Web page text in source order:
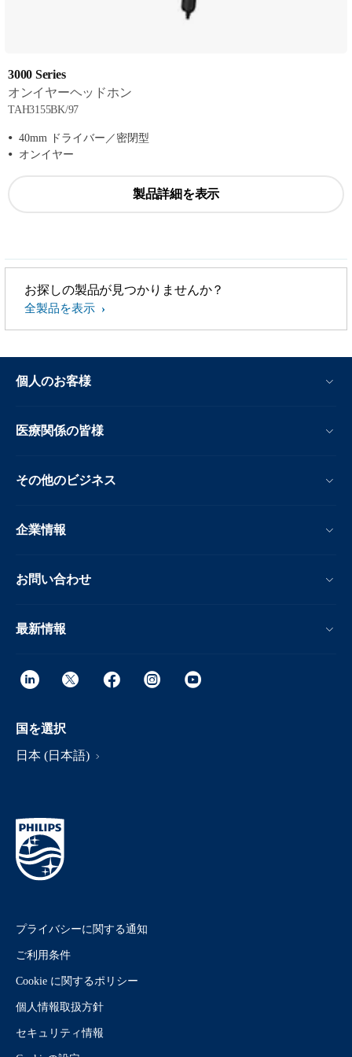
3000 Series
オンイヤーヘッドホン
TAH3155BK/97
40mm ドライバー／密閉型
オンイヤー
製品詳細を表示
お探しの製品が見つかりませんか？
全製品を表示
個人のお客様
医療関係の皆様
その他のビジネス
企業情報
お問い合わせ
最新情報
国を選択
日本 (日本語)
プライバシーに関する通知
ご利用条件
Cookie に関するポリシー
個人情報取扱方針
セキュリティ情報